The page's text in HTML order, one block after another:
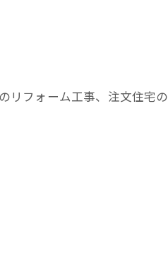
リフォーム工事、注文住宅の